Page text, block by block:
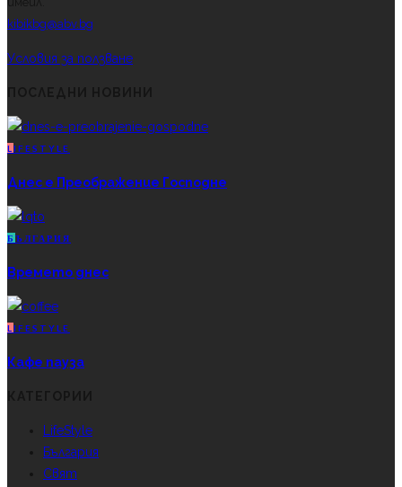
kibikbg@abv.bg
Условия за ползване
L IFESTYLE
Днес е Преображение Господне
Б ЪЛГАРИЯ
Времето днес
L IFESTYLE
Кафе пауза
LifeStyle
България
Свят